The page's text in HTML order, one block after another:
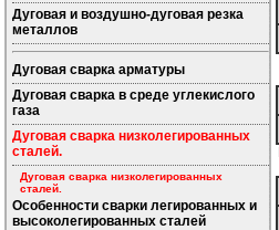
Дуговая и воздушно-дуговая резка
металлов
Дуговая сварка арматуры
Дуговая сварка в среде углекислого
газа
Дуговая сварка низколегированных
сталей.
Дуговая сварка низколегированных
сталей.
Особенности сварки легированных и
высоколегированных сталей